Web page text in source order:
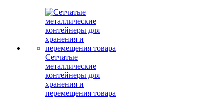
Сетчатые
металлические
контейнеры для
хранения и
перемещения товара